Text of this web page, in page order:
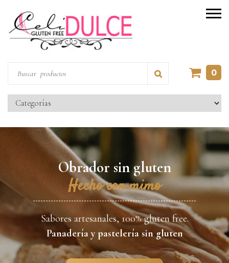
0
Obrador sin gluten
Hecho con mimo
Sabores artesanales, 100% gluten free.
Panadería y pastelería sin gluten